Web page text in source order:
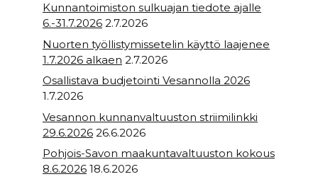
Kunnantoimiston sulkuajan tiedote ajalle
6.-31.7.2026 2.7.2026
Nuorten työllistymissetelin käyttö laajenee
1.7.2026 alkaen 2.7.2026
Osallistava budjetointi Vesannolla 2026
1.7.2026
Vesannon kunnanvaltuuston striimilinkki
29.6.2026 26.6.2026
Pohjois-Savon maakuntavaltuuston kokous
8.6.2026 18.6.2026